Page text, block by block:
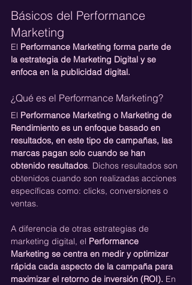
Básicos del Performance
Marketing
El Performance Marketing forma parte de
la estrategia de Marketing Digital y se
enfoca en la publicidad digital.
¿Qué es el Performance Marketing?
El Performance Marketing o Marketing de
Rendimiento es un enfoque basado en
resultados, en este tipo de campañas, las
marcas pagan solo cuando se han
obtenido resultados. Dichos resultados son
obtenidos cuando son realizadas acciones
específicas como: clicks, conversiones o
ventas.
A diferencia de otras estrategias de
marketing digital, el Performance
Marketing se centra en medir y optimizar
rápida cada aspecto de la campaña para
maximizar el retorno de inversión (ROI). En